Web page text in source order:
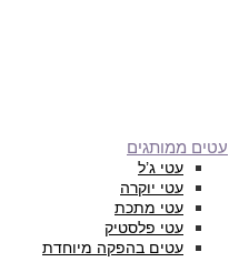
עטים ממותגים
עטי ג’ל
עטי יוקרה
עטי מתכת
עטי פלסטיק
עטים בהפקה מיוחדת